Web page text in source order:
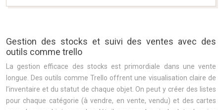
Gestion des stocks et suivi des ventes avec des
outils comme trello
La gestion efficace des stocks est primordiale dans une vente
longue. Des outils comme Trello offrent une visualisation claire de
l’inventaire et du statut de chaque objet. On peut y créer des listes
pour chaque catégorie (à vendre, en vente, vendu) et des cartes